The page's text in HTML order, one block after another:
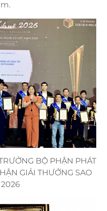
BỘ PHẬN PHÁT
GIẢI THƯỞNG SAO